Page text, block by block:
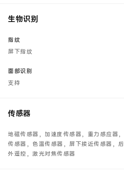
生物识别
指纹
屏下指纹
面部识别
支持
传感器
地磁传感器，加速度传感器，重力感应器
传感器，色温传感器，屏下接近传感器，
外遥控，激光对焦传感器